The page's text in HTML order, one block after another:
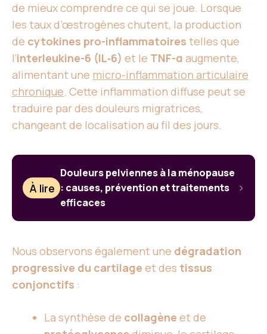
de mieux comprendre ce qui se joue. Lorsque
les taux d’œstrogènes chutent, la production
de cytokines pro-inflammatoires telles que
l’interleukine-6 (IL‑6) et le TNF-α augmente,
alimentant une micro-inflammation articulaire
chronique. Cette inflammation diffuse peut se
traduire par des douleurs migratrices,
changeant de localisation au fil des jours.
À lire
Douleurs pelviennes à la ménopause
: causes, prévention et traitements
efficaces
Nous observons également une dégradation
progressive du cartilage et des tissus
conjonctifs :
La synthèse de collagène et de